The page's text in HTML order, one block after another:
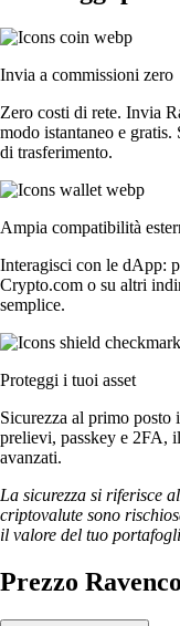
Invia a commissioni zero
Zero costi di rete. Invia
modo istantaneo e
di trasferimento.
Ampia compatibilità
Interagisci con le dApp:
Crypto.com o su altri
semplice.
Proteggi i tuoi asset
Sicurezza al primo
prelievi, passkey e 2FA,
avanzati.
La sicurezza si riferisce
criptovalute sono
il valore del tuo
Prezzo